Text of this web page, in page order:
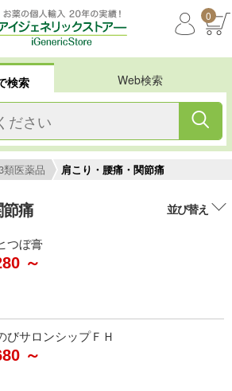
0
検索 Web検索
類医薬品 肩こり・腰痛・関節痛
痛 並び替え
つぼ膏
～
びサロンシップＦＨ
～